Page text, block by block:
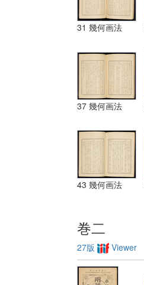
31 幾何画法
37 幾何画法
43 幾何画法
巻二
27版 Viewer